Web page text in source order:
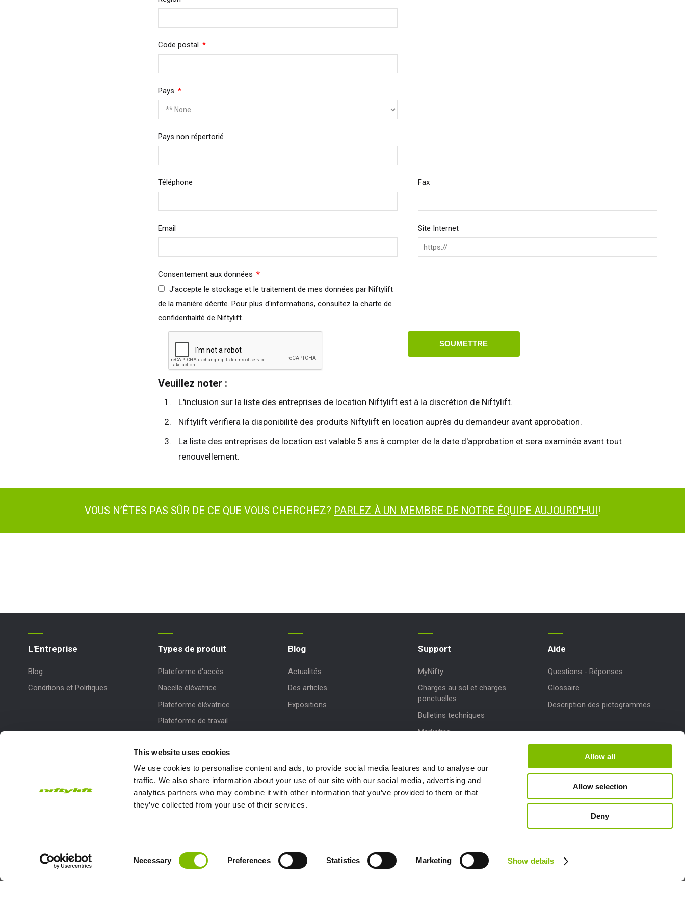
This website uses cookies
We use cookies to personalise content and ads, to provide social media features and to analyse our
traffic. We also share information about your use of our site with our social media, advertising and
analytics partners who may combine it with other information that you’ve provided to them or that
they’ve collected from your use of their services.
Necessary Preferences Statistics Marketing Show details
Allow all
Allow selection
Deny
Code postal Required
Pays Required
Pays non répertorié
Téléphone Fax
Email Site Internet
Consentement aux données Required
de la manière décrite. Pour plus d'informations, consultez la charte de
confidentialité de Niftylift.
SOUMETTRE
Veuillez noter :
L'inclusion sur la liste des entreprises de location Niftylift est à la discrétion de Niftylift.
Niftylift vérifiera la disponibilité des produits Niftylift en location auprès du demandeur avant approbation.
La liste des entreprises de location est valable 5 ans à compter de la date d'approbation et sera examinée avant tout
renouvellement.
VOUS N’ÊTES PAS SÛR DE CE QUE VOUS CHERCHEZ? PARLEZ À UN MEMBRE DE NOTRE ÉQUIPE AUJOURD'HUI!
L'Entreprise
Blog
Conditions et Politiques
Types de produit
Plateforme d'accès
Nacelle élévatrice
Plateforme élévatrice
Plateforme de travail
Blog
Actualités
Des articles
Expositions
Support
MyNifty
Charges au sol et charges
ponctuelles
Bulletins techniques
Marketing
Assistance de Niftylink
NiftyPRO
Aide
Questions - Réponses
Glossaire
Description des pictogrammes
Niftylift Ltd will use the information you provide on this form to be in
touch with you and to provide updates and marketing.
Country
Etats-Unis
English
Español
Espagne
Español
Netherlands
Nederlands
Canada